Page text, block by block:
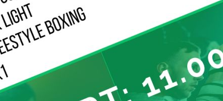
WKF amateur rules
» 898,0 KiB - 5.529 hits - 26. Dezember 2024
edition January 2025
WKF FORMEN Reglement
» 849,8 KiB - 5.466 hits - 5. Dezember 2022
Ausgabe Januar 2023 in deutscher Sprache